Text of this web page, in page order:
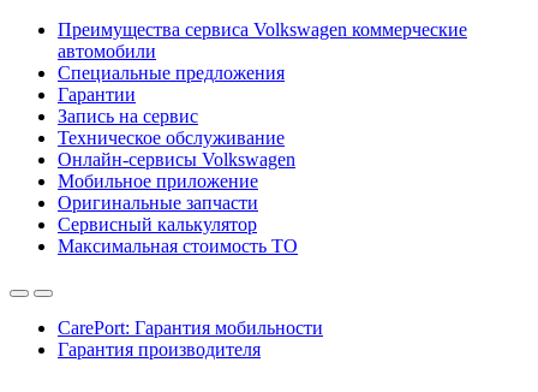
Преимущества сервиса Volkswagen коммерческие
автомобили
Специальные предложения
Гарантии
Запись на сервис
Техническое обслуживание
Онлайн-сервисы Volkswagen
Мобильное приложение
Оригинальные запчасти
Сервисный калькулятор
Максимальная стоимость ТО
CarePort: Гарантия мобильности
Гарантия производителя